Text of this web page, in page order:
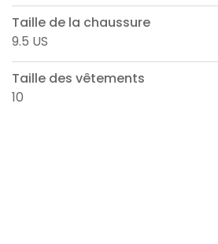
Taille de la chaussure
9.5 US
Taille des vêtements
10